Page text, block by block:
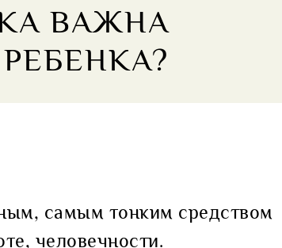
ВАЖНА
самым тонким средством
человечности.